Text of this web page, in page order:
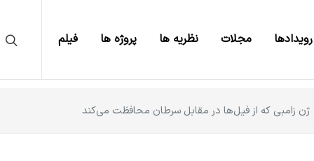
رویدادها مجلات نظریه ها پروژه ها فیلم
ژن زامبی که از فیل‌ها در مقابل سرطان محافظت می‌کند